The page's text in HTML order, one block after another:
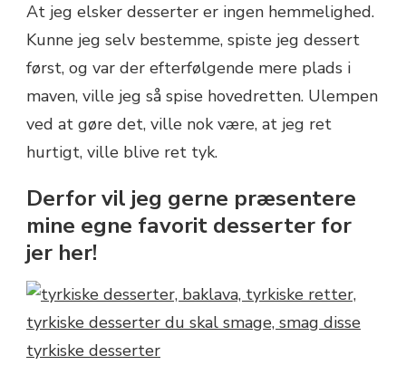
At jeg elsker desserter er ingen hemmelighed.
Kunne jeg selv bestemme, spiste jeg dessert
først, og var der efterfølgende mere plads i
maven, ville jeg så spise hovedretten. Ulempen
ved at gøre det, ville nok være, at jeg ret
hurtigt, ville blive ret tyk.
Derfor vil jeg gerne præsentere
mine egne favorit desserter for
jer her!